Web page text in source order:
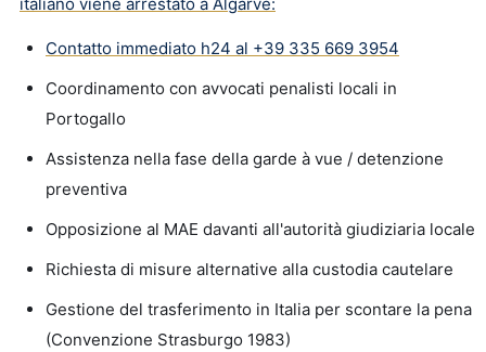
italiano viene arrestato a Algarve:
Contatto immediato h24 al +39 335 669 3954
Coordinamento con avvocati penalisti locali in
Portogallo
Assistenza nella fase della garde à vue / detenzione
preventiva
Opposizione al MAE davanti all'autorità giudiziaria locale
Richiesta di misure alternative alla custodia cautelare
Gestione del trasferimento in Italia per scontare la pena
(Convenzione Strasburgo 1983)